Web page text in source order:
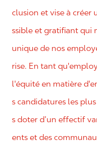
clusion et vise à créer
ssible et gratifiant qui
unique de nos
rise. En tant
l'équité en matière
s candidatures les
s doter d’un effectif
ents et des